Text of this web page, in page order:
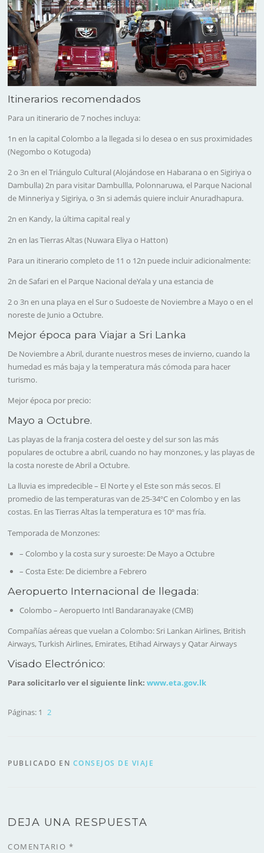
Itinerarios recomendados
Para un itinerario de 7 noches incluya:
1n en la capital Colombo a la llegada si lo desea o en sus proximidades
(Negombo o Kotugoda)
2 o 3n en el Triángulo Cultural (Alojándose en Habarana o en Sigiriya o
Dambulla) 2n para visitar Dambullla, Polonnaruwa, el Parque Nacional
de Minneriya y Sigiriya, o 3n si además quiere incluir Anuradhapura.
2n en Kandy, la última capital real y
2n en las Tierras Altas(Nuwara Eliya o Hatton)
Para un itinerario completo de 11 o 12n puede incluir adicionalmente:
2n de Safari en el Parque Nacional deYala y una estancia de
2 o 3n en una playa en el Sur o Sudoeste de Noviembre a Mayo o en el
noreste de Junio a Octubre.
Mejor época para Viajar a Sri Lanka
De Noviembre a Abril, durante nuestros meses de invierno, cuando la
humedad es más baja y la temperatura más cómoda para hacer
turismo.
Mejor época por precio:
Mayo a Octubre.
Las playasde la franja costeradel oeste y del surson las más
popularesde octubre a abril, cuando no hay monzones, y las playas de
la costa noreste de Abril a Octubre.
La lluvia es impredecible – El Norte y el Este son más secos. El
promedio de las temperaturas van de 25-34ºC en Colombo y en las
costas. En las Tierras Altas la temperatura es 10º mas fría.
Temporada de Monzones:
– Colombo y la costa sur y suroeste: De Mayo a Octubre
– Costa Este: De diciembre a Febrero
Aeropuerto Internacional de llegada:
Colombo – Aeropuerto Intl Bandaranayake (CMB)
Compañías aéreas que vuelan a Colombo: Sri Lankan Airlines, British
Airways, Turkish Airlines, Emirates, Etihad Airways y Qatar Airways
Visado Electrónico:
Para solicitarlo ver el siguiente link: www.eta.gov.lk
Páginas: 1 2
PUBLICADO EN CONSEJOS DE VIAJE
DEJA UNA RESPUESTA
COMENTARIO *